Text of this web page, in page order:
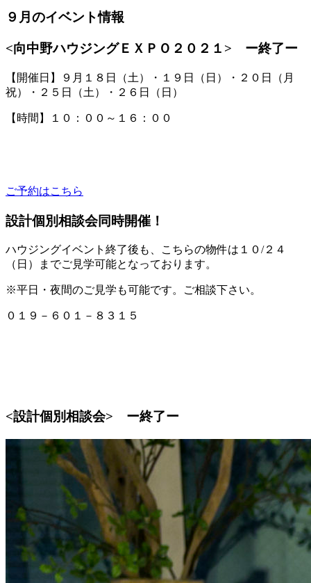
９月のイベント情報
<向中野ハウジングＥＸＰＯ２０２１> ー終了ー
【開催日】９月１８日（土）・１９日（日）・２０日（月
祝）・２５日（土）・２６日（日）
【時間】１０：００～１６：００
ご予約はこちら
設計個別相談会同時開催！
ハウジングイベント終了後も、こちらの物件は１０/２４
（日）までご見学可能となっております。
※平日・夜間のご見学も可能です。ご相談下さい。
０１９－６０１－８３１５
<設計個別相談会> ー終了ー